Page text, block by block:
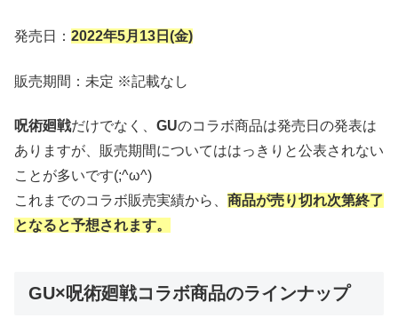
発売日： 2022年5月13日(金)
販売期間：未定 ※記載なし
呪術廻戦だけでなく、 GUのコラボ商品は発売日の発表は
ありますが、販売期間についてははっきりと公表されない
ことが多いです(;^ω^)
これまでのコラボ販売実績から、 商品が売り切れ次第終了
となると予想されます。
GU×呪術廻戦コラボ商品のラインナップ